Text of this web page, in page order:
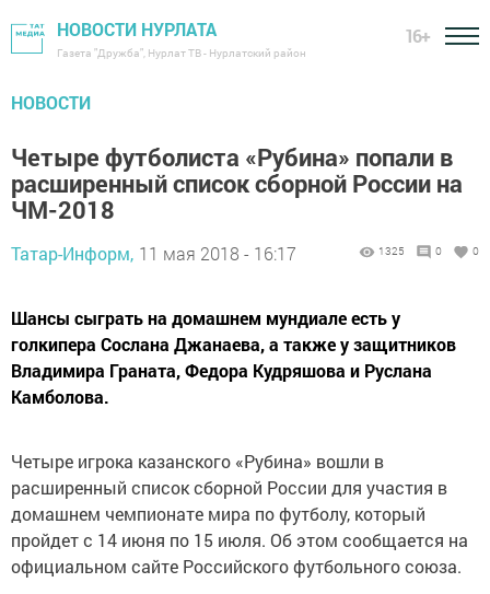
НОВОСТИ НУРЛАТА
Газета "Дружба", Нурлат ТВ - Нурлатский район
16+
НОВОСТИ
Четыре футболиста «Рубина» попали в
расширенный список сборной России на
ЧМ-2018
Татар-Информ, 11 мая 2018 - 16:17 1325 0 0
Шансы сыграть на домашнем мундиале есть у
голкипера Сослана Джанаева, а также у защитников
Владимира Граната, Федора Кудряшова и Руслана
Камболова.
Четыре игрока казанского «Рубина» вошли в
расширенный список сборной России для участия в
домашнем чемпионате мира по футболу, который
пройдет с 14 июня по 15 июля. Об этом сообщается на
официальном сайте Российского футбольного союза.